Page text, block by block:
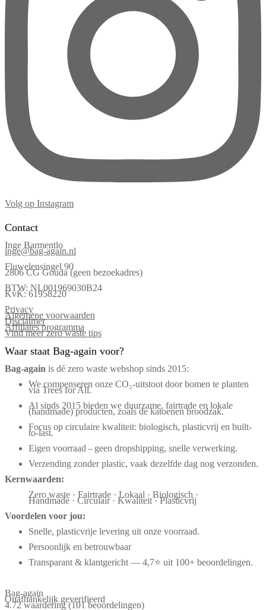
Volg op Instagram
Contact
Inge Barmentlo
inge@bag-again.nl
Fluwelensingel 90
2806 CG Gouda (geen bezoekadres)
BTW: NL001969030B24
KvK: 61958220
Privacy
Algemene voorwaarden
Disclaimer
Affiliates programma
Vind meer zero waste tips
Waar staat Bag-again voor?
Bag‑again is dé zero waste webshop sinds 2015:
We compenseren onze CO₂-uitstoot door bomen te planten
via Trees for All.
Al sinds 2015 bieden we duurzame, fairtrade en lokale
(handmade) producten, zoals de katoenen broodzak.
Focus op circulaire kwaliteit: biologisch, plasticvrij en built-
to-last.
Eigen voorraad – geen dropshipping, snelle verwerking.
Verzending zonder plastic, vaak dezelfde dag nog verzonden.
Kernwaarden:
Zero waste · Fairtrade · Lokaal · Biologisch ·
Handmade · Circulair · Kwaliteit · Plasticvrij
Voordelen voor jou:
Snelle, plasticvrije levering uit onze voorraad.
Persoonlijk en betrouwbaar
Transparant & klantgericht — 4,7⭐ uit 100+ beoordelingen.
Bag-again
Onafhankelijk geverifieerd
4.72 waardering (101 beoordelingen)